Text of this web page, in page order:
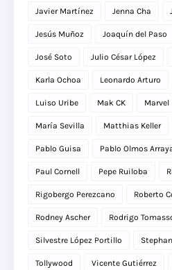
Javier Martínez Jenna Cha
Jesús Muñoz Joaquín del Paso
José Soto Julio César López
Karla Ochoa Leonardo Arturo
Luiso Uribe Mak CK Marvel
María Sevilla Matthias Keller
Pablo Guisa Pablo Olmos
Paul Cornell Pepe Ruiloba
Rigobergo Perezcano Roberto
Rodney Ascher Rodrigo
Silvestre López Portillo
Tollywood Vicente Gutiérrez